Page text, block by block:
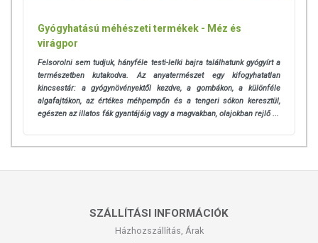
Gyógyhatású méhészeti termékek - Méz és
virágpor
Felsorolni sem tudjuk, hányféle testi-lelki bajra találhatunk gyógyírt a
természetben kutakodva. Az anyatermészet egy kifogyhatatlan
kincsestár: a gyógynövényektől kezdve, a gombákon, a különféle
algafajtákon, az értékes méhpempőn és a tengeri sókon keresztül,
egészen az illatos fák gyantájáig vagy a magvakban, olajokban rejlő ...
SZÁLLÍTÁSI INFORMÁCIÓK
Házhozszállítás, Árak